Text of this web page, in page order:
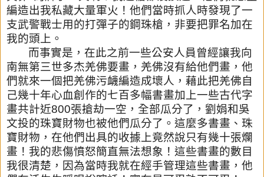
編造出我私藏大量軍火！ 他們當時抓人時發現了一
支武警戰士用的打彈子的鋼珠槍， 非要把罪名加在
我的頭上。
而事實是，在此之前一些公安人員曾經讓我向
南無第三世多杰羌佛要畫，羌佛沒有給他們畫，他
們就來一個把羌佛污衊編造成壞人，藉此把羌佛自
己幾十年心血創作的七百多幅書畫加上一些古代字
畫共計近800張搶劫一空，全部瓜分了，劉娟和吳
文投的珠寶財物也被他們 瓜分了。這麼多書畫、珠
寶財物，在他們出具的收據上竟然說只有幾十張爛
畫！我的悲傷憤怒簡直無法想象！這些書畫的數目
我很清楚， 因為當時我就在經手管理這些書畫，他